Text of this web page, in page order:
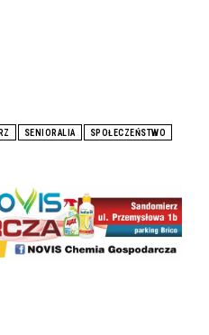
SENIORALIA SPOŁECZEŃSTWO